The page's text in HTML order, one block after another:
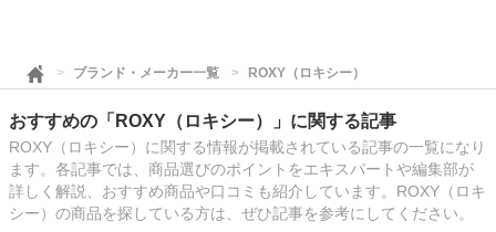
ブランド・メーカー一覧 ROXY（ロキシー）
おすすめの「ROXY（ロキシー）」に関する記事
ROXY（ロキシー）に関する情報が掲載されている記事の一覧になり
ます。各記事では、商品選びのポイントをエキスパートや編集部が
詳しく解説、おすすめ商品や口コミも紹介しています。ROXY（ロキ
シー）の商品を探している方は、ぜひ記事を参考にしてください。